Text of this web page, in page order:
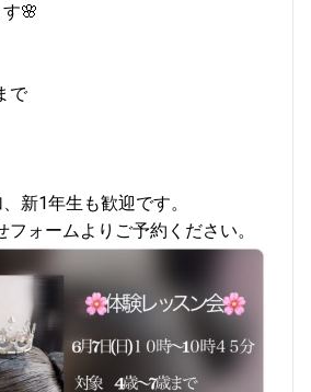
🌸
で
新1年生も歓迎です。
フォームよりご予約ください。